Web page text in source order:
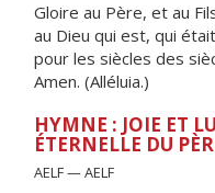
Gloire au Père, et au
au Dieu qui est, qui
pour les siècles des
Amen. (Alléluia.)
HYMNE : JOIE ET
ÉTERNELLE DU
AELF — AELF